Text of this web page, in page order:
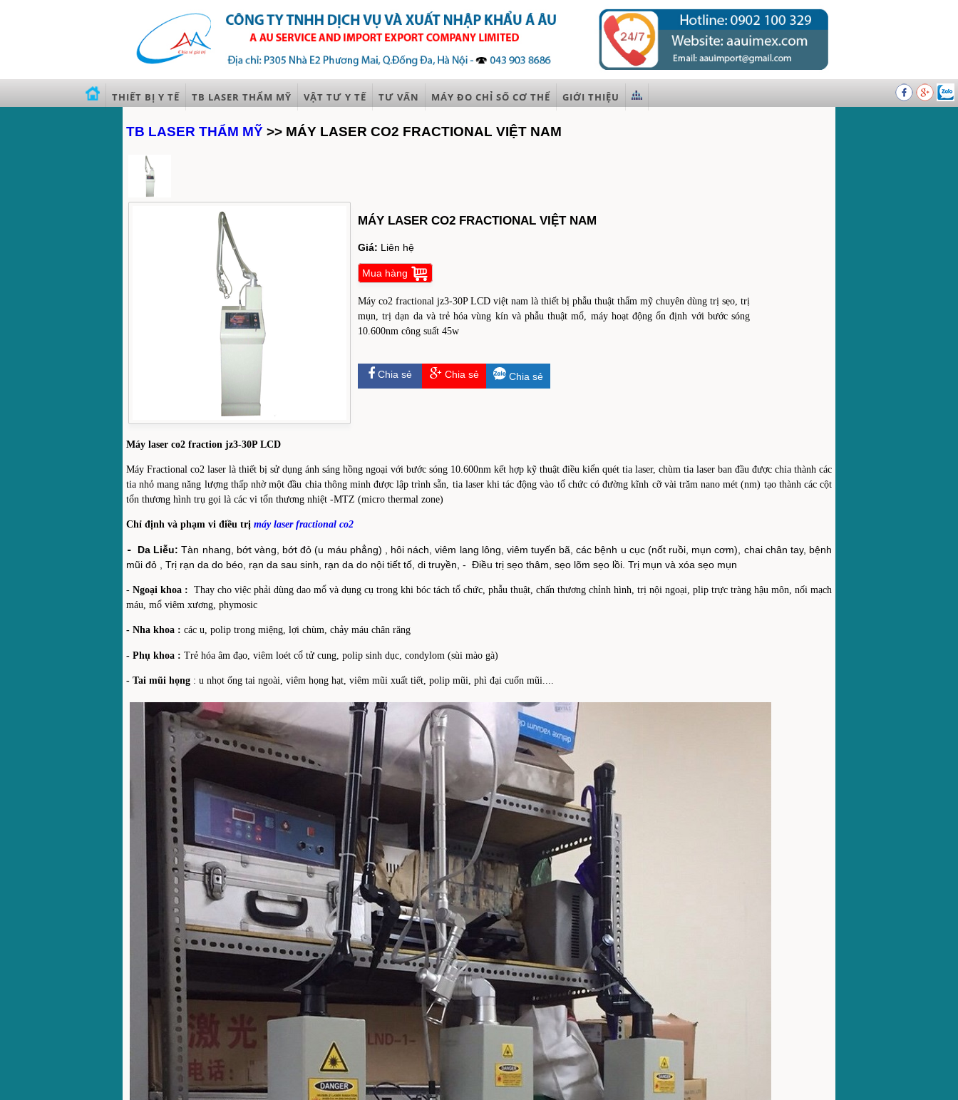
THIẾT BỊ Y TẾ TB LASER THẨM MỸ VẬT TƯ Y TẾ TƯ VẤN MÁY ĐO CHỈ SỐ CƠ THỂ GIỚI THIỆU
TB LASER THẨM MỸ >> MÁY LASER CO2 FRACTIONAL VIỆT NAM
MÁY LASER CO2 FRACTIONAL VIỆT NAM
Giá: Liên hệ
Mua hàng
Máy co2 fractional jz3-30P LCD việt nam là thiết bị phẫu thuật thẩm mỹ chuyên dùng trị sẹo, trị
mụn, trị dạn da và trẻ hóa vùng kín và phẫu thuật mổ, máy hoạt động ổn định với bước sóng
10.600nm công suất 45w
Chia sẻ Chia sẻ Chia sẻ
Máy laser co2 fraction jz3-30P LCD
Máy Fractional co2 laser là thiết bị sử dụng ánh sáng hồng ngoại với bước sóng 10.600nm kết hợp kỹ thuật điều kiển quét tia laser, chùm tia laser ban đầu được chia thành các
tia nhỏ mang năng lượng thấp nhờ một đầu chia thông minh được lập trình sẵn, tia laser khi tác động vào tổ chức có đường kĩnh cỡ vài trăm nano mét (nm) tạo thành các cột
tổn thương hình trụ gọi là các vi tổn thương nhiệt -MTZ (micro thermal zone)
Chỉ định và phạm vi điều trị máy laser fractional co2
- Da Liễu:Tàn nhang, bớt vàng, bớt đỏ (u máu phẳng) , hôi nách, viêm lang lông, viêm tuyến bã, các bệnh u cục (nốt ruồi, mụn cơm), chai chân tay, bệnh
mũi đỏ , Trị rạn da do béo, rạn da sau sinh, rạn da do nội tiết tố, di truyền, - Điều trị sẹo thâm, sẹo lõm sẹo lồi. Trị mụn và xóa sẹo mụn
- Ngoại khoa : Thay cho việc phải dùng dao mổ và dụng cụ trong khi bóc tách tổ chức, phẫu thuật, chấn thương chỉnh hình, trị nội ngoại, plip trực tràng hậu môn, nối mạch
máu, mổ viêm xương, phymosic
- Nha khoa : các u, polip trong miệng, lợi chùm, chảy máu chân răng
- Phụ khoa : Trẻ hóa âm đạo, viêm loét cổ tử cung, polip sinh dục, condylom (sùi mào gà)
- Tai mũi họng : u nhọt ống tai ngoài, viêm họng hạt, viêm mũi xuất tiết, polip mũi, phì đại cuốn mũi....